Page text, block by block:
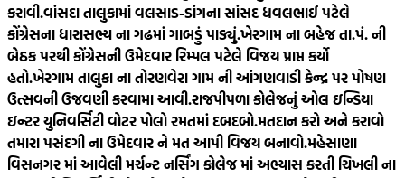
કરાવી.વાંસદા તાલુકામાં વલસાડ-ડાંગના સાંસદ ધવલભાઈ પટેલે
કોંગ્રેસના ધારાસભ્ય ના ગઢમાં ગાબડું પાડ્યું.ખેરગામ ના બહેજ તા.પં. ની
બેઠક પરથી કોંગ્રેસની ઉમેદવાર રિમ્પલ પટેલે વિજય પ્રાપ્ત કર્યો
હતો.ખેરગામ તાલુકા ના તોરણવેરા ગામ ની આંગણવાડી કેન્દ્ર પર પોષણ
ઉત્સવની ઉજવણી કરવામા આવી.રાજપીપળા કોલેજનું ઓલ ઇન્ડિયા
ઇન્ટર યુનિવર્સિટી વોટર પોલો રમતમાં દબદબો.મતદાન કરો અને કરાવો
તમારા પસંદગી ના ઉમેદવાર ને મત આપી વિજય બનાવો.મહેસાણા
વિસનગર માં આવેલી મર્ચન્ટ નર્સિંગ કોલેજ માં અભ્યાસ કરતી ચિખલી ના